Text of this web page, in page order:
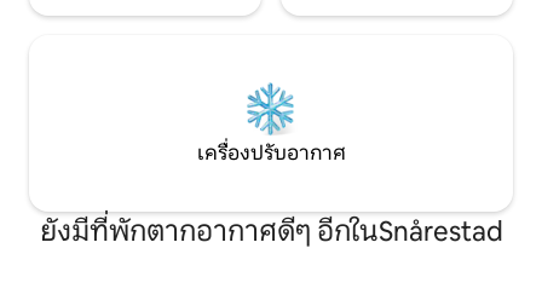
เครื่องปรับอากาศ
ยังมีที่พักตากอากาศดีๆ อีกในSnårestad